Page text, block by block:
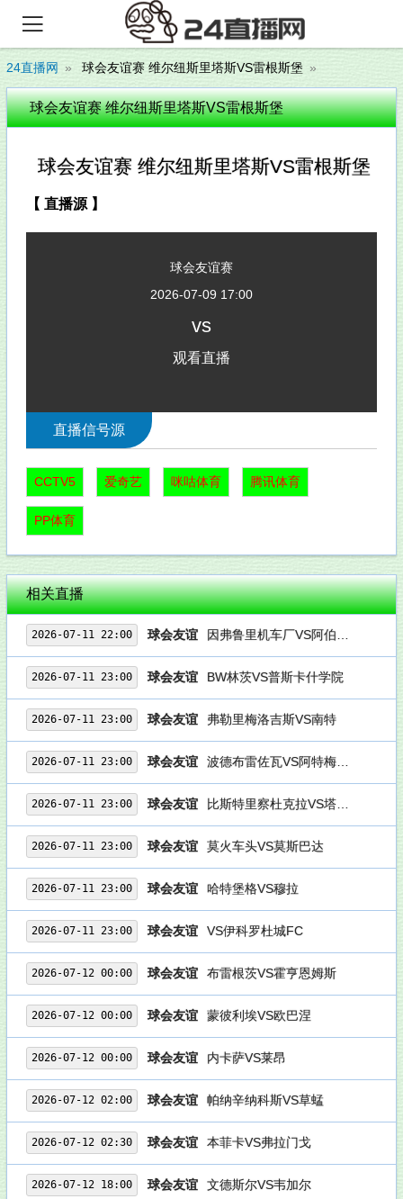

24直播网 球会友谊赛 维尔纽斯里塔斯VS雷根斯堡
球会友谊赛 维尔纽斯里塔斯VS雷根斯堡
球会友谊赛 维尔纽斯里塔斯VS雷根斯堡
【 直播源 】
球会友谊赛
2026-07-09 17:00
vs
观看直播
直播信号源
CCTV5 爱奇艺 咪咕体育 腾讯体育
PP体育
相关直播
2026-07-11 22:00 球会友谊 因弗鲁里机车厂VS阿伯丁后备队
2026-07-11 23:00 球会友谊 BW林茨VS普斯卡什学院
2026-07-11 23:00 球会友谊 弗勒里梅洛吉斯VS南特
2026-07-11 23:00 球会友谊 波德布雷佐瓦VS阿特梅迪亚
2026-07-11 23:00 球会友谊 比斯特里察杜克拉VS塔特拉
2026-07-11 23:00 球会友谊 莫火车头VS莫斯巴达
2026-07-11 23:00 球会友谊 哈特堡格VS穆拉
2026-07-11 23:00 球会友谊 VS伊科罗杜城FC
2026-07-12 00:00 球会友谊 布雷根茨VS霍亨恩姆斯
2026-07-12 00:00 球会友谊 蒙彼利埃VS欧巴涅
2026-07-12 00:00 球会友谊 内卡萨VS莱昂
2026-07-12 02:00 球会友谊 帕纳辛纳科斯VS草蜢
2026-07-12 02:30 球会友谊 本菲卡VS弗拉门戈
2026-07-12 18:00 球会友谊 文德斯尔VS韦加尔